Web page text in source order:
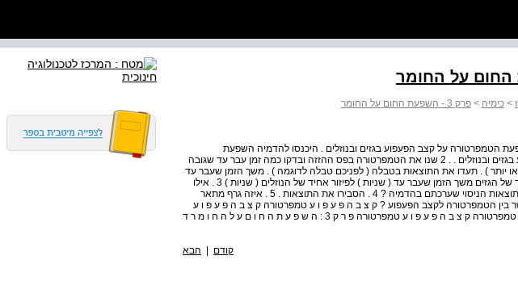
> כימיה > פרק 3 - השפעת החום על החומר
: השפעת הטמפרטורה על קצב הפעפוע בגזים ובנוזלים . היכנסו להדמיה השפעת
הטמפרטורה על קצב הפעפוע בגזים ובנוזלים . . 2 שנו את הטמפרטורה בפס ההזזה ובדקו כמה זמן עבר עד שגובה
או יותר ) . תעדו את התוצאות בטבלה ( לפניכם טבלה לדוגמה ) . משך הזמן שעבר עד
טמפרטורה ( °C ) לפיזור אחיד של הגזים משך הזמן שעבר עד ( שניות ) לפיזור אחיד של הנוזלים ( שניות ) 3 . אילו
שתי מסקנות אפשר להסיק מתוצאות הניסוי שערכתם בהדמיה ? 4 . הסבירו את התוצאות . 5 . איזה גרף מתאר
בין הטמפרטורה לקצב הפעפוע ? ק צ ב ה פ ע פ ו ע טמפרטורה ק צ ב ה פ ע פ ו ע
טמפרטורה ק צ ב ה פ ע פ ו ע טמפרטורה ק צ ב ה פ ע פ ו ע טמפרטורה פ ר ק 3 : ה ש פ ע ת ה ח ו ם ע ל ה ח ו מ ר ד
קודם | הבא